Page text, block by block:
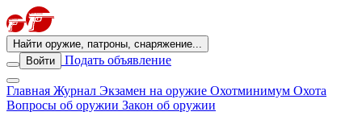
Найти оружие, патроны, снаряжение...
Войти
Подать объявление
Главная Журнал Экзамен на оружие Охотминимум Охота
Вопросы об оружии Закон об оружии